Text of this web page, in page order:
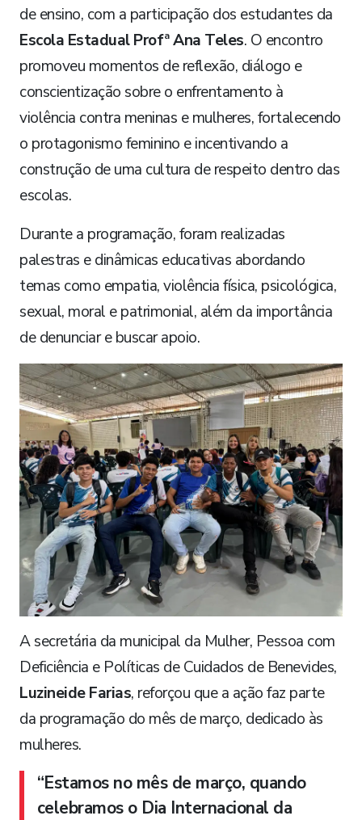
de ensino, com a participação dos estudantes da
Escola Estadual Profª Ana Teles. O encontro
promoveu momentos de reflexão, diálogo e
conscientização sobre o enfrentamento à
violência contra meninas e mulheres, fortalecendo
o protagonismo feminino e incentivando a
construção de uma cultura de respeito dentro das
escolas.
Durante a programação, foram realizadas
palestras e dinâmicas educativas abordando
temas como empatia, violência física, psicológica,
sexual, moral e patrimonial, além da importância
de denunciar e buscar apoio.
A secretária da municipal da Mulher, Pessoa com
Deficiência e Políticas de Cuidados de Benevides,
Luzineide Farias, reforçou que a ação faz parte
da programação do mês de março, dedicado às
mulheres.
“Estamos no mês de março, quando
celebramos o Dia Internacional da